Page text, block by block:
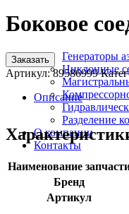
Генераторы
Циклонные
Разделение
О компании
Контакты
Боковое
Заказать
Артикул:89586999
Описание
Наименование
Бренд
Артикул